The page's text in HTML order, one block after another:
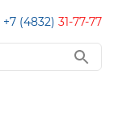
+7 (4832) 31-77-77